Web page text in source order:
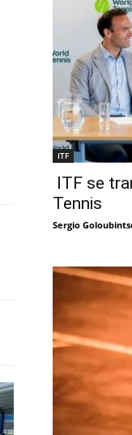
ITF
ITF se
Tennis
Sergio